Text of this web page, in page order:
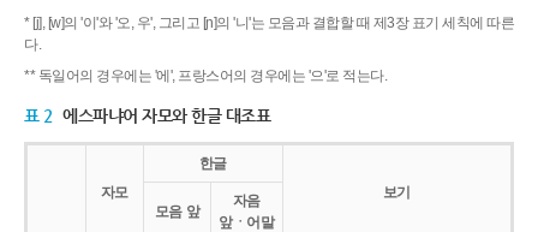
* [j], [w]의 '이'와 '오, 우', 그리고 [ɲ]의 '니'는 모음과 결합할 때 제3장 표기 세칙에 따른
다.
** 독일어의 경우에는 '에', 프랑스어의 경우에는 '으'로 적는다.
표 2 에스파냐어 자모와 한글 대조표
자모
한글
보기
모음 앞
자음
앞ㆍ어말